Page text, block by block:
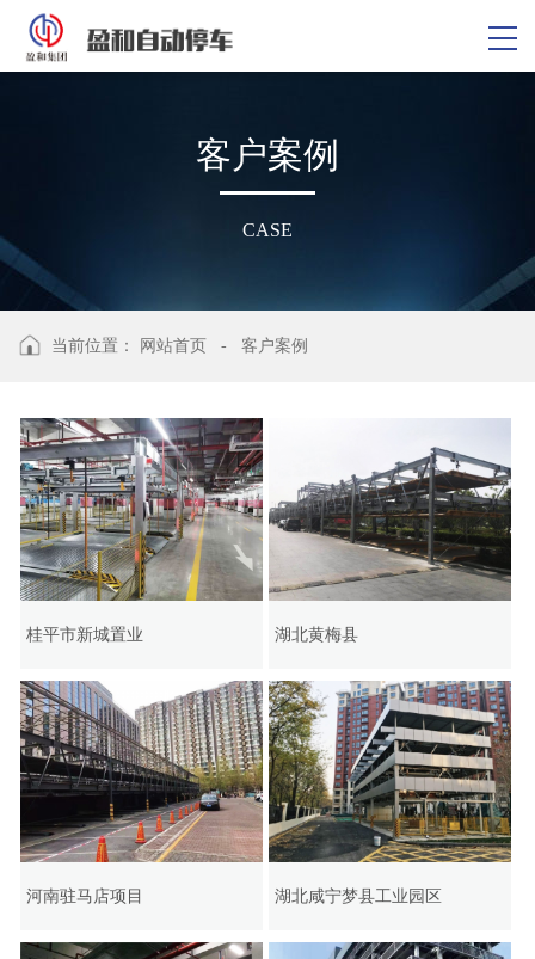
客 户案例
CASE
当前位置： 网站首页 - 客户案例
桂平市新城置业
河南驻马店项目
湖北黄梅县
湖北咸宁梦县工业园区